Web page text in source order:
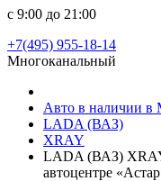
с 9:00 до 21:00
+7(495) 955-18-14
Многоканальный
Авто в наличии в
LADA (ВАЗ)
XRAY
LADA (ВАЗ) XRAY
автоцентре